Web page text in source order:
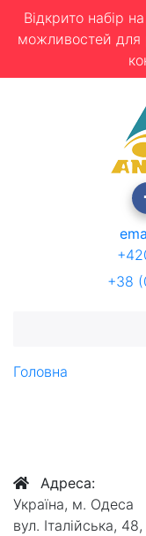
Відкрито набір
можливостей для
+38
Головна
Адреса:
Україна, м. Одеса
вул. Італійська,